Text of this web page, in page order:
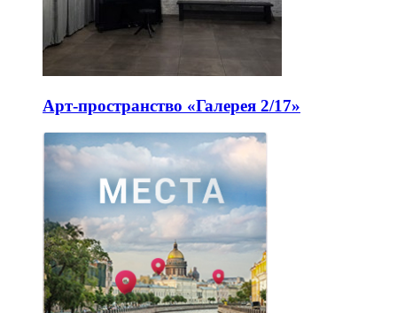
Арт-пространство «Галерея 2/17»